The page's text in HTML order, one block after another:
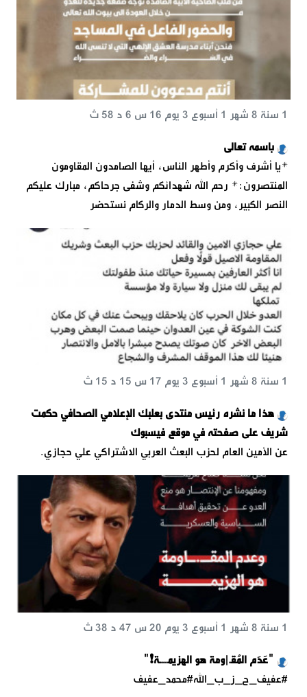
باسمه تعالى
1 سنة 8 شهر 1 أسبوع 3 يوم 16 س 6 د 58 ث
*يا أشرف وأكرم وأطهر الناس، أيها الصامدون المقاومون
المنتصرون:* رحم الله شهدائكم وشفى جرحاكم، مبارك عليكم
النصر الكبير، ومن وسط الدمار والركام نستحضر
هذا ما نشره رئيس منتدى بعلبك الإعلامي الصحافي حكمت
شريف على صفحته في موقع فيسبوك
1 سنة 8 شهر 1 أسبوع 3 يوم 17 س 15 د 15 ث
عن الأمين العام لحزب البعث العربي الاشتراكي علي حجازي.
"عَدَم المُقـ|ومة هو الهزيمــــة❗️"
1 سنة 8 شهر 1 أسبوع 3 يوم 20 س 47 د 38 ث
#عفيف_ح_ز_ب_الله#محمد_عفيف